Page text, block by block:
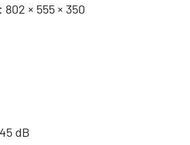
× 555 × 350
dB